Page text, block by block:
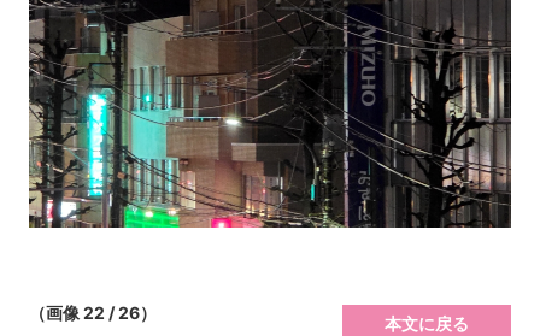
（画像 22 / 26）
本文に戻る